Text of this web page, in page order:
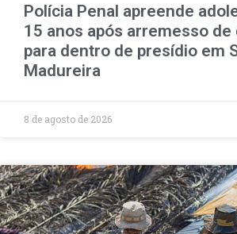
Polícia Penal apreende
15 anos após arremesso de
para dentro de presídio em
Madureira
8 de agosto de 2026